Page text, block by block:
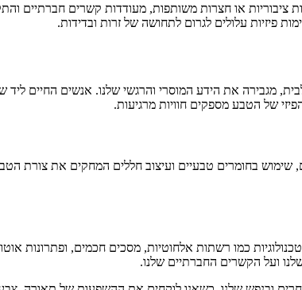
או חצרות משותפות, מעודדות קשרים חברתיים
פיזיות עלולים לגרום לתחושה של זרות ובדידות.
את הידע המוסרי והרגשי שלנו. אנשים החיים ליד
של הטבע מספקים חוויות מרגיעות.
שימוש בחומרים טבעיים ועיצוב חללים המחקים את צורת
כמו רשתות אלחוטיות, מסכים חכמים, ופתרונות
ועל הקשרים החברתיים שלנו.